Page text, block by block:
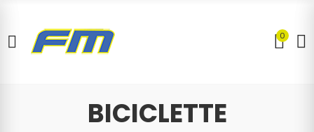
0
BICICLETTE